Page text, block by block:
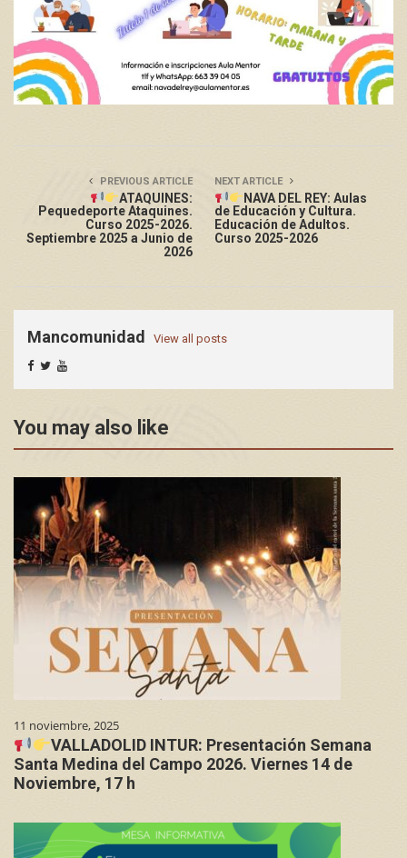
PREVIOUS ARTICLE
ATAQUINES:
Pequedeporte Ataquines.
Curso 2025-2026.
Septiembre 2025 a Junio de
2026
NEXT ARTICLE
NAVA DEL REY: Aulas
de Educación y Cultura.
Educación de Adultos.
Curso 2025-2026
Mancomunidad View all posts
You may also like
11 noviembre, 2025
VALLADOLID INTUR: Presentación Semana
Santa Medina del Campo 2026. Viernes 14 de
Noviembre, 17 h